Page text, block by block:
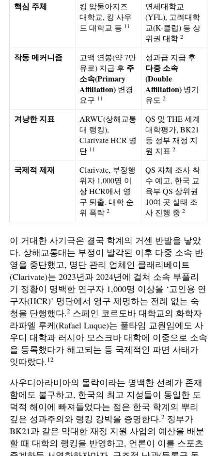
핵심 주체
킹 압둘아지즈
대학교, 킹 사우
드 대학교 등 11
연세대학교
(YFL), 고려대학
교(K-클럽) 등 상
위권 대학2
작동 메커니즘
고액 연봉(약 7만
유로) 지급 후 주
소속(Primary
Affiliation) 변경
요구 11
성과급 지급 후
다중 소속
(Double
Affiliation) 병기
유도2
겨냥한 지표
ARWU(상해교통
대 랭킹),
Clarivate HCR 명
단 11
QS 및 THE 세계
대학평가, BK21
등 정부 재정 지
원 지표2
국제적 제재
Clarivate, 부정행
위자 1,000명 이
상 HCR에서 영
구 퇴출. 대학 순
위 폭락2
QS 자체 조사 착
수 예고, 한국 교
육부 QS 상위권
10여 곳 실태 조
사 진행 중2
이 거대한 사기극은 결국 학계의 거센 반발을 낳았
다. 상해교통대는 부정이 발각된 이후 다중 소속 반
영을 중단했고, 명단 관리 업체인 클래리베이트
(Clarivate)는 2023년과 2024년에 걸쳐 소속 부풀리
기 정황이 명백한 연구자 1,000명 이상을 ‘고인용 연
구자(HCR)’ 명단에서 영구 제명하는 전례 없는 숙
청을 단행했다.2 스페인 코르도바 대학교의 화학자
라파엘 루케(Rafael Luque)는 풀타임 교원임에도 사
우디 대학과 러시아 모스크바 대학에 이중으로 소속
을 등록했다가 해고되는 등 국제적인 파면 사태가
잇따랐다.12
사우디아라비아의 몰락이라는 명백한 선례가 존재
함에도 불구하고, 한국의 최고 지성들이 동일한 도
덕적 해이에 빠져들었다는 점은 한국 학계의 뿌리
깊은 성과주의와 랭킹 강박을 증명한다.2 정부가
BK21과 같은 막대한 재정 지원 사업의 예산을 배분
할 때 대학의 랭킹을 반영하고, 언론이 이를 스포츠